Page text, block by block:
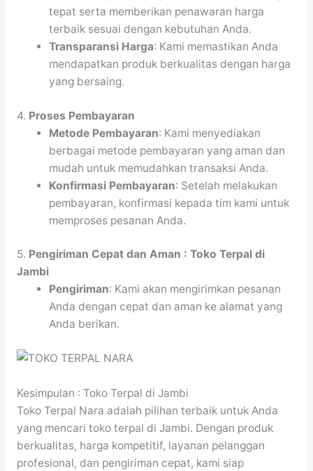
tepat serta memberikan penawaran harga
terbaik sesuai dengan kebutuhan Anda.
Transparansi Harga: Kami memastikan Anda
mendapatkan produk berkualitas dengan harga
yang bersaing.
4. Proses Pembayaran
Metode Pembayaran: Kami menyediakan
berbagai metode pembayaran yang aman dan
mudah untuk memudahkan transaksi Anda.
Konfirmasi Pembayaran: Setelah melakukan
pembayaran, konfirmasi kepada tim kami untuk
memproses pesanan Anda.
5. Pengiriman Cepat dan Aman : Toko Terpal di
Jambi
Pengiriman: Kami akan mengirimkan pesanan
Anda dengan cepat dan aman ke alamat yang
Anda berikan.
Kesimpulan : Toko Terpal di Jambi
Toko Terpal Nara adalah pilihan terbaik untuk Anda
yang mencari toko terpal di Jambi. Dengan produk
berkualitas, harga kompetitif, layanan pelanggan
profesional, dan pengiriman cepat, kami siap